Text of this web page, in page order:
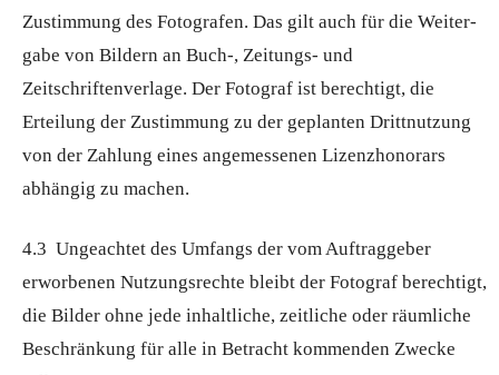
Zustimmung des Fotografen. Das gilt auch für die Weiter-
gabe von Bildern an Buch-, Zeitungs- und
Zeitschriftenverlage. Der Fotograf ist berechtigt, die
Erteilung der Zustimmung zu der geplanten Drittnutzung
von der Zahlung eines angemessenen Lizenzhonorars
abhängig zu machen.
4.3 Ungeachtet des Umfangs der vom Auftraggeber
erworbenen Nutzungsrechte bleibt der Fotograf berechtigt,
die Bilder ohne jede inhaltliche, zeitliche oder räumliche
Beschränkung für alle in Betracht kommenden Zwecke